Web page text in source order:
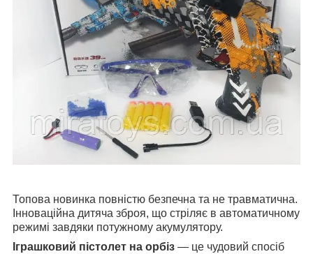
Топова новинка повністю безпечна та не травматична.
Інноваційна дитяча зброя, що стріляє в автоматичному
режимі завдяки потужному акумулятору.
Іграшковий пістолет на орбіз — це чудовий спосіб